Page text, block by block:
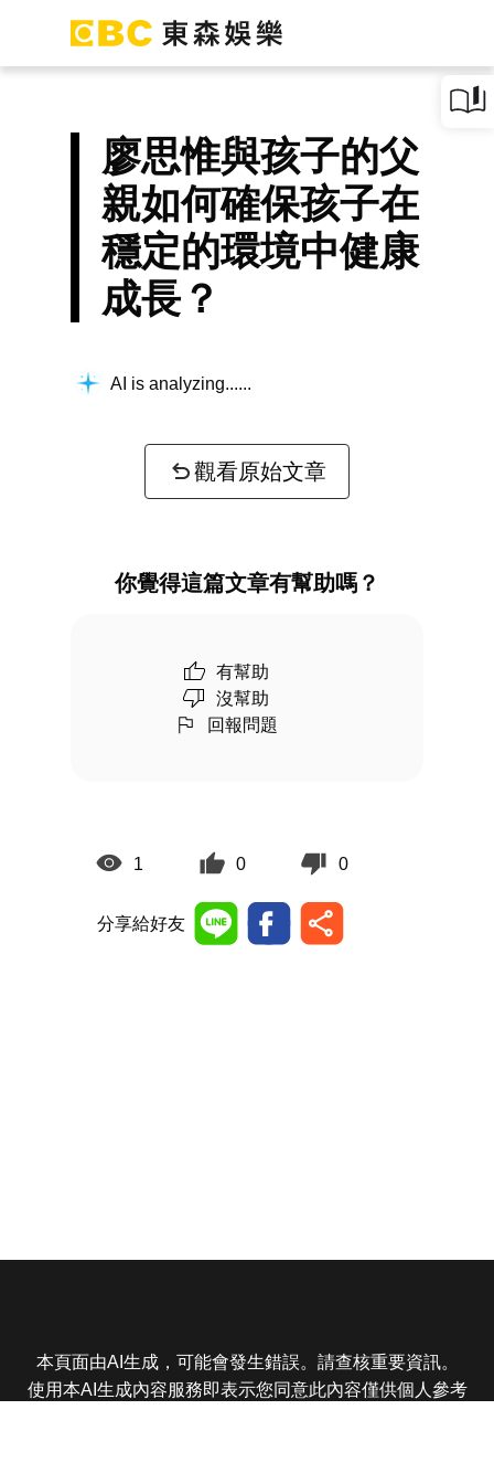
廖思惟與孩子的父
親如何確保孩子在
穩定的環境中健康
成長？
AI is analyzing...
觀看原始文章
你覺得這篇文章有幫助嗎？
有幫助
沒幫助
回報問題
1 0 0
分享給好友
本頁面由AI生成，可能會發生錯誤。請查核重要資訊。
使用本AI生成內容服務即表示您同意此內容僅供個人參考